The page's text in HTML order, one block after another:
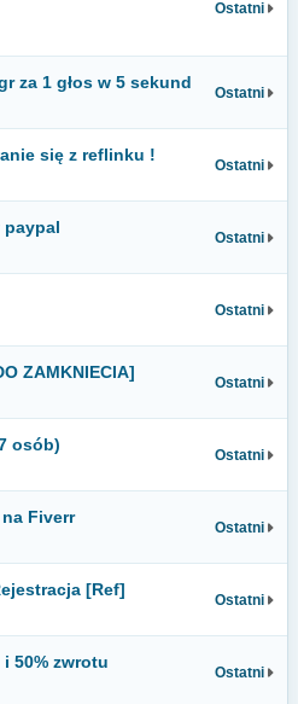
Ostatni
za 1 głos w 5 sekund
Ostatni
się z reflinku !
Ostatni
paypal
Ostatni
Ostatni
ZAMKNIECIA]
Ostatni
osób)
Ostatni
Fiverr
Ostatni
[Ref]
Ostatni
50% zwrotu
Ostatni